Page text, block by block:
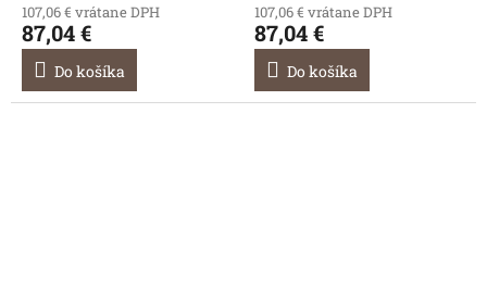
107,06 € vrátane DPH
87,04 €
Do košíka
107,06 € vrátane DPH
87,04 €
Do košíka